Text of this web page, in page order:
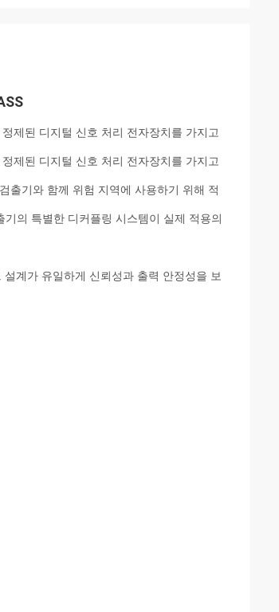
제된 디지털 신호 처리 전자장치를 가지고
제된 디지털 신호 처리 전자장치를 가지고
출기와 함께 위험 지역에 사용하기 위해 적
의 특별한 디커플링 시스템이 실제 적용의
계가 유일하게 신뢰성과 출력 안정성을 보